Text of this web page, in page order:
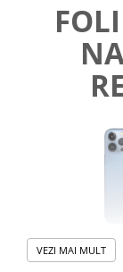
VEZI MAI MULT